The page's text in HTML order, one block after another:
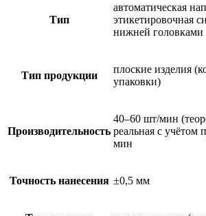
Тип
автоматическая
этикетировочная
нижней головками
Тип продукции
плоские изделия
упаковки)
Производительность
40–60 шт/мин
реальная с учётом
мин
Точность нанесения ±0,5 мм